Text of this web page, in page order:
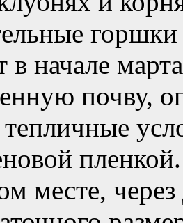
в начале
почву,
месте,